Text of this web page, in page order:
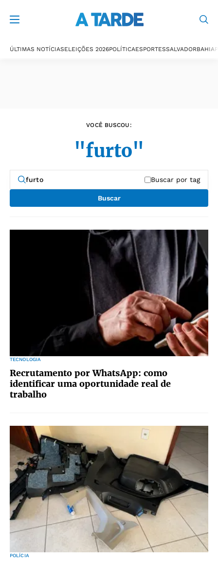
ÚLTIMAS NOTÍCIASELEIÇÕES 2026POLÍTICAESPORTESSALVADORBAHIA
VOCÊ BUSCOU:
"furto"
Buscar por tag
Buscar
TECNOLOGIA
Recrutamento por WhatsApp: como
identificar uma oportunidade real de
trabalho
POLÍCIA